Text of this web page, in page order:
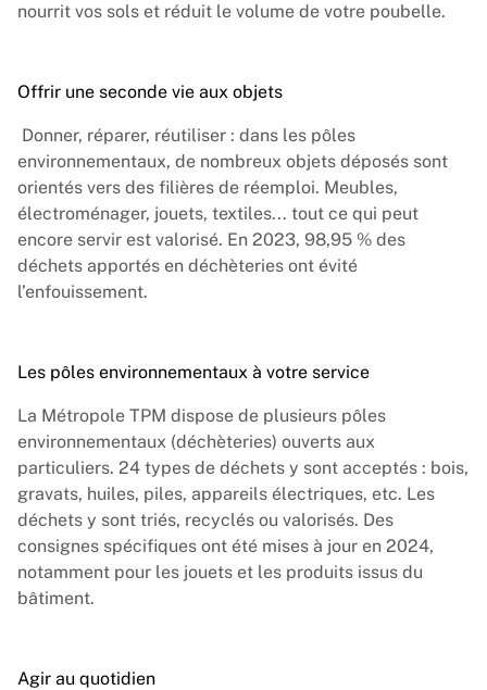
nourrit vos sols et réduit le volume de votre poubelle.
Offrir une seconde vie aux objets
Donner, réparer, réutiliser : dans les pôles
environnementaux, de nombreux objets déposés sont
orientés vers des filières de réemploi. Meubles,
électroménager, jouets, textiles... tout ce qui peut
encore servir est valorisé. En 2023, 98,95 % des
déchets apportés en déchèteries ont évité
l’enfouissement.
Les pôles environnementaux à votre service
La Métropole TPM dispose de plusieurs pôles
environnementaux (déchèteries) ouverts aux
particuliers. 24 types de déchets y sont acceptés : bois,
gravats, huiles, piles, appareils électriques, etc. Les
déchets y sont triés, recyclés ou valorisés. Des
consignes spécifiques ont été mises à jour en 2024,
notamment pour les jouets et les produits issus du
bâtiment.
Agir au quotidien